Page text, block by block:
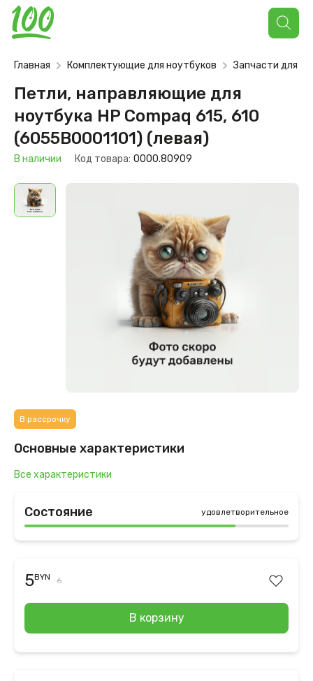
Поиск
товаров
Главная Комплектующие для ноутбуков Запчасти для
Петли, направляющие для
ноутбука HP Compaq 615, 610
(6055B0001101) (левая)
В наличии Код товара: 0000.80909
В рассрочку
Основные характеристики
Все характеристики
Состояние удовлетворительное
5BYN 6
В корзину